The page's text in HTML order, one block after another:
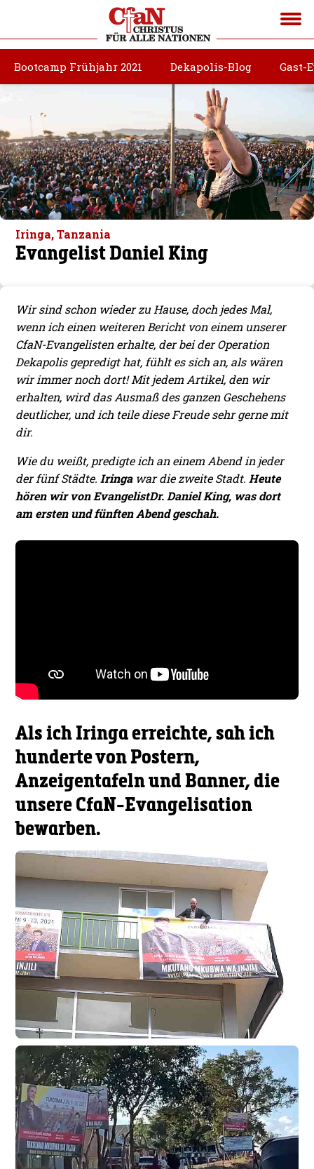
Bootcamp Frühjahr 2021 Dekapolis-Blog Gast-
Iringa, Tanzania
Evangelist Daniel King
Wir sind schon wieder zu Hause, doch jedes Mal,
wenn ich einen weiteren Bericht von einem unserer
CfaN-Evangelisten erhalte, der bei der Operation
Dekapolis gepredigt hat, fühlt es sich an, als wären
wir immer noch dort! Mit jedem Artikel, den wir
erhalten, wird das Ausmaß des ganzen Geschehens
deutlicher, und ich teile diese Freude sehr gerne mit
dir.
Wie du weißt, predigte ich an einem Abend in jeder
der fünf Städte.Iringawar die zweite Stadt.Heute
hören wir von EvangelistDr. Daniel King, was dort
am ersten und fünften Abend geschah.
Als ich Iringa erreichte, sah ich
hunderte von Postern,
Anzeigentafeln und Banner, die
unsere CfaN-Evangelisation
bewarben.